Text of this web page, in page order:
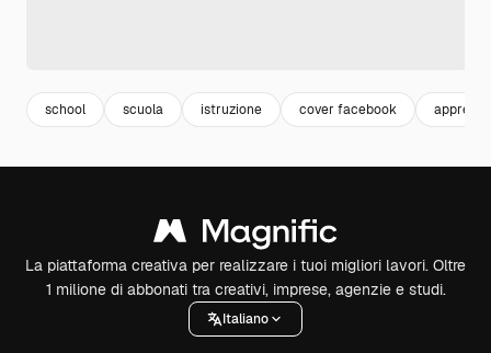
school scuola istruzione cover facebook
La piattaforma creativa per realizzare i tuoi migliori lavori. Oltre
1 milione di abbonati tra creativi, imprese, agenzie e studi.
Italiano